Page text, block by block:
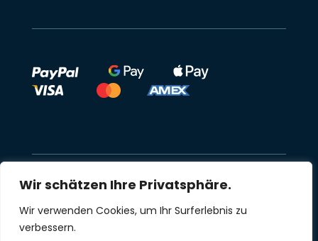
Wir schätzen Ihre Privatsphäre.
Wir verwenden Cookies, um Ihr Surferlebnis zu
verbessern.
Alle Preise inkl. gesetzl. Mehrwertsteuer zzgl.
Versandkosten und ggf. Nachnahmegebühren, wenn